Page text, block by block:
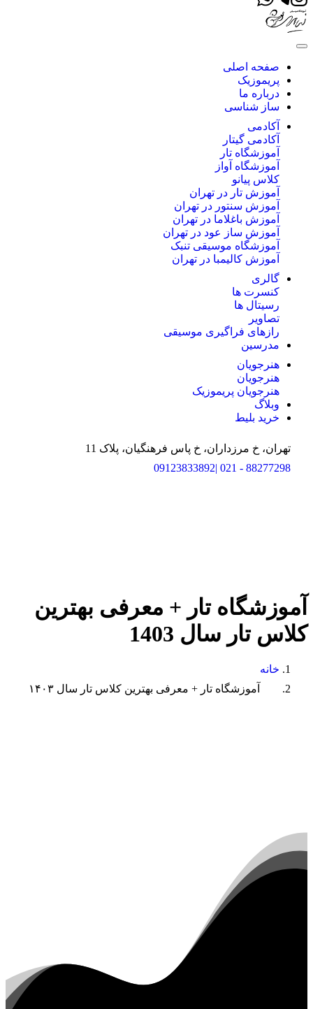
صفحه اصلی
پریموزیک
درباره ما
ساز شناسی
آکادمی
آکادمی گیتار
آموزشگاه تار
آموزشگاه آواز
کلاس پیانو
آموزش تار در تهران
آموزش سنتور در تهران
آموزش باغلاما در تهران
آموزش ساز عود در تهران
آموزشگاه موسیقی تنبک
آموزش کالیمبا در تهران
گالری
کنسرت ها
رسیتال ها
تصاویر
رازهای فراگیری موسیقی
مدرسین
هنرجویان
هنرجویان
هنرجویان پریموزیک
وبلاگ
خرید بلیط
تهران، خ مرزداران، خ پاس فرهنگیان، پلاک 11
88277298 - 021 |09123833892
آموزشگاهتار + معرفی بهترین
کلاستار سال 1403
خانه
آموزشگاه تار + معرفی بهترین کلاس تار سال ۱۴۰۳